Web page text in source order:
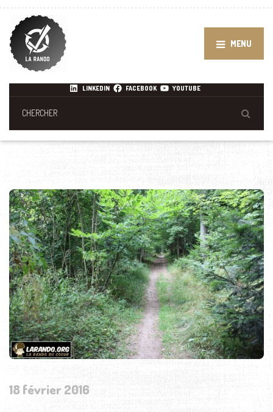
MENU
LINKEDIN FACEBOOK YOUTUBE
18 février 2016